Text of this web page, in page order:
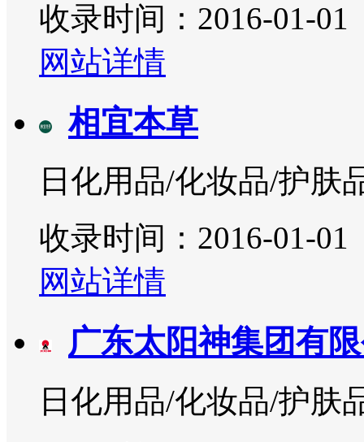
收录时间：2016-01-01
网站详情
相宜本草
日化用品/化妆品/护肤
收录时间：2016-01-01
网站详情
广东太阳神集团有
日化用品/化妆品/护肤